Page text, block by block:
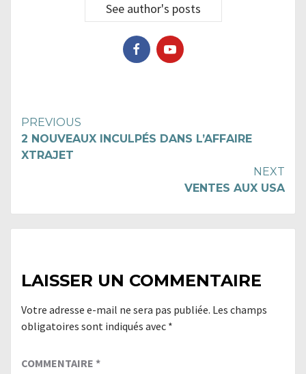
See author's posts
Continue
Reading
PREVIOUS
2 NOUVEAUX INCULPÉS DANS L’AFFAIRE
XTRAJET
NEXT
VENTES AUX USA
LAISSER UN COMMENTAIRE
Votre adresse e-mail ne sera pas publiée. Les champs
obligatoires sont indiqués avec *
COMMENTAIRE *